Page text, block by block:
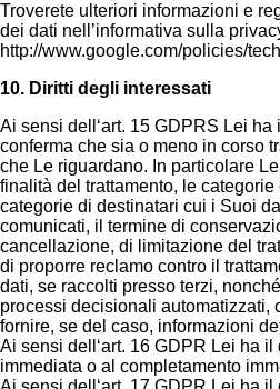
Troverete ulteriori informazioni e
dei dati nell’informativa sulla
http://www.google.com/policies/
10. Diritti degli interessati
Ai sensi dell‘art. 15 GDPRS Lei ha
conferma che sia o meno in corso
che Le riguardano. In particolare
finalità del trattamento, le
categorie di destinatari cui i Suoi
comunicati, il termine di
cancellazione, di limitazione del
di proporre reclamo contro il
dati, se raccolti presso terzi,
processi decisionali automatizzati,
fornire, se del caso, informazioni
Ai sensi dell‘art. 16 GDPR Lei ha il
immediata o al completamento